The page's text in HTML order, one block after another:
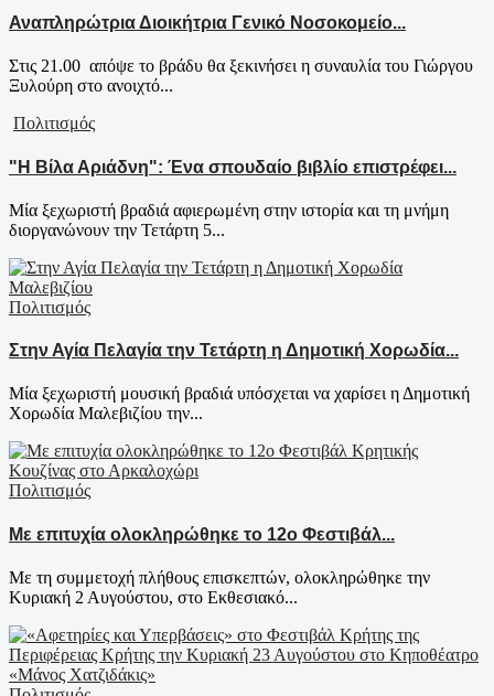
Αναπληρώτρια Διοικήτρια Γενικό Νοσοκομείο...
Στις 21.00 απόψε το βράδυ θα ξεκινήσει η συναυλία του Γιώργου
Ξυλούρη στο ανοιχτό...
Πολιτισμός
"Η Βίλα Αριάδνη": Ένα σπουδαίο βιβλίο επιστρέφει...
Μία ξεχωριστή βραδιά αφιερωμένη στην ιστορία και τη μνήμη
διοργανώνουν την Τετάρτη 5...
Πολιτισμός
Στην Αγία Πελαγία την Τετάρτη η Δημοτική Χορωδία...
Μία ξεχωριστή μουσική βραδιά υπόσχεται να χαρίσει η Δημοτική
Χορωδία Μαλεβιζίου την...
Πολιτισμός
Με επιτυχία ολοκληρώθηκε το 12ο Φεστιβάλ...
Με τη συμμετοχή πλήθους επισκεπτών, ολοκληρώθηκε την
Κυριακή 2 Αυγούστου, στο Εκθεσιακό...